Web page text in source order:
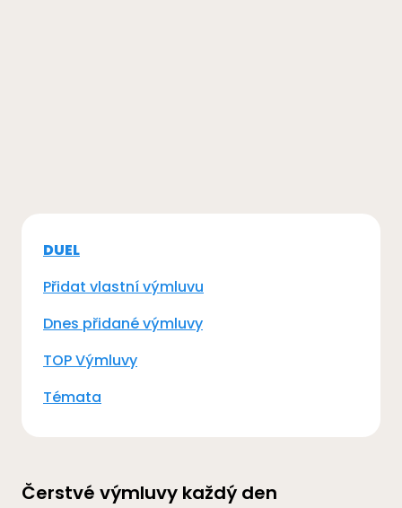
DUEL
Přidat vlastní výmluvu
Dnes přidané výmluvy
TOP Výmluvy
Témata
Čerstvé výmluvy každý den